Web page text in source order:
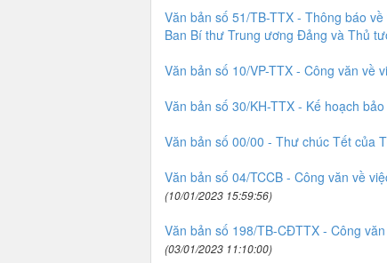
Văn bản số 51/TB-TTX - Thông báo
Ban Bí thư Trung ương Đảng và Thủ
Văn bản số 10/VP-TTX - Công văn về
Văn bản số 30/KH-TTX - Kế hoạch
Văn bản số 00/00 - Thư chúc Tết của
Văn bản số 04/TCCB - Công văn về
(10/01/2023 15:59:56)
Văn bản số 198/TB-CĐTTX - Công
(03/01/2023 11:10:00)